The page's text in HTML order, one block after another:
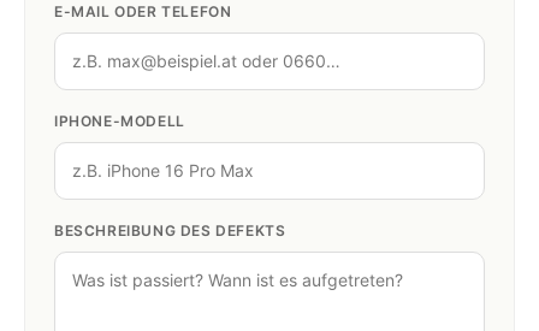
E-MAIL ODER TELEFON
IPHONE-MODELL
BESCHREIBUNG DES DEFEKTS